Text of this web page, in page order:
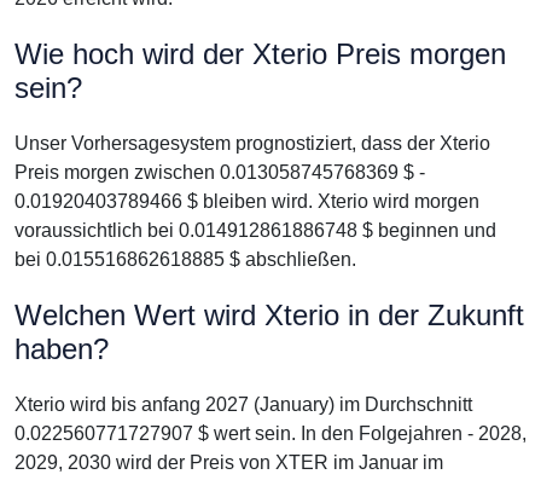
Wie hoch wird der Xterio Preis morgen
sein?
Unser Vorhersagesystem prognostiziert, dass der Xterio
Preis morgen zwischen 0.013058745768369 $ -
0.01920403789466 $ bleiben wird. Xterio wird morgen
voraussichtlich bei 0.014912861886748 $ beginnen und
bei 0.015516862618885 $ abschließen.
Welchen Wert wird Xterio in der Zukunft
haben?
Xterio wird bis anfang 2027 (January) im Durchschnitt
0.022560771727907 $ wert sein. In den Folgejahren - 2028,
2029, 2030 wird der Preis von XTER im Januar im